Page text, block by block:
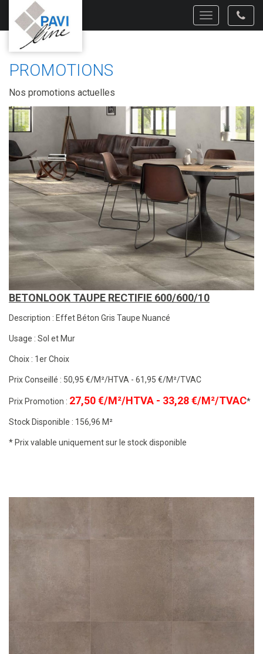
Toggle
navigation
PROMOTIONS
Nos promotions actuelles
BETONLOOK TAUPE RECTIFIE 600/600/10
Description : Effet Béton Gris Taupe Nuancé
Usage : Sol et Mur
Choix : 1er Choix
Prix Conseillé : 50,95 €/M²/HTVA - 61,95 €/M²/TVAC
Prix Promotion : 27,50 €/M²/HTVA - 33,28 €/M²/TVAC*
Stock Disponible : 156,96 M²
* Prix valable uniquement sur le stock disponible